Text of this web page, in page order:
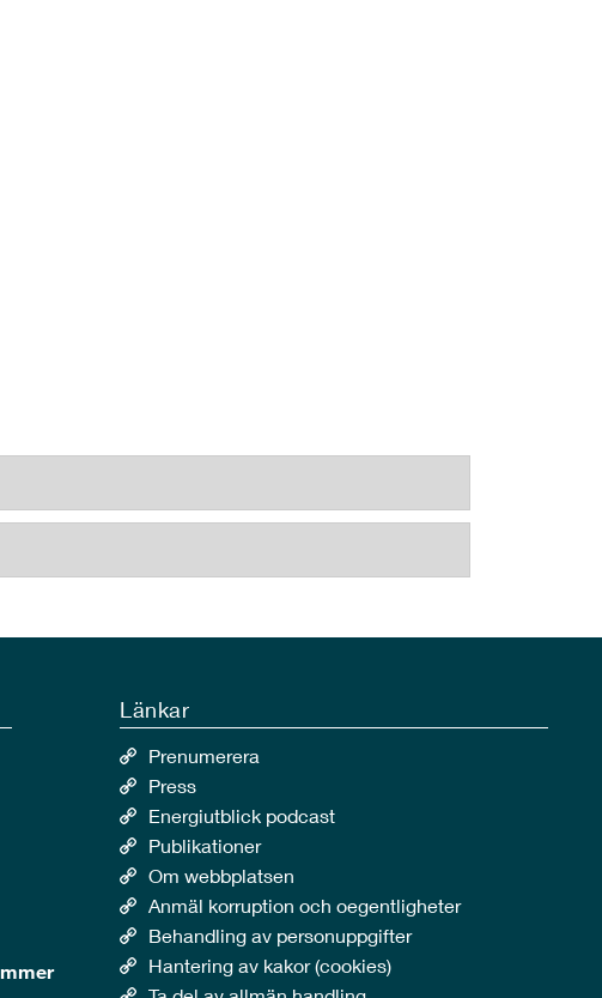
Länkar
Prenumerera
Press
Energiutblick podcast
Publikationer
Om webbplatsen
Anmäl korruption och oegentligheter
Behandling av personuppgifter
Hantering av kakor (cookies)